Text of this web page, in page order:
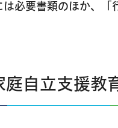
は必要書類のほか、
庭自立支援教